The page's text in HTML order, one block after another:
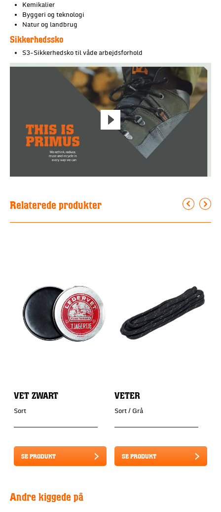
Kemikalier
Byggeri og teknologi
Natur og landbrug
Sikkerhedssko
S3-Sikkerhedsko til våde arbejdsforhold
Relaterede produkter
VET ZWART
Sort
SE PRODUKT
VETER
Sort / Grå
SE PRODUKT
Andre kiggede på